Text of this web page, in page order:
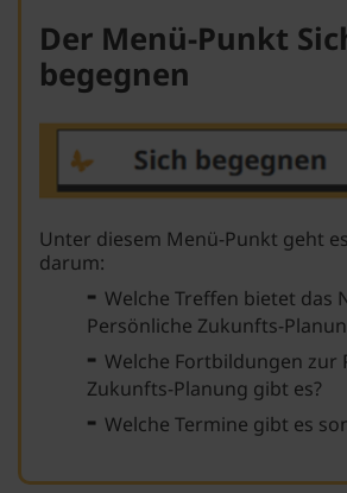
Der Menü-Punkt
begegnen
Unter diesem Menü-Punkt geht
darum:
- Welche Treffen bietet das
Persönliche Zukunfts-
- Welche Fortbildungen zur
Zukunfts-Planung gibt es?
- Welche Termine gibt es